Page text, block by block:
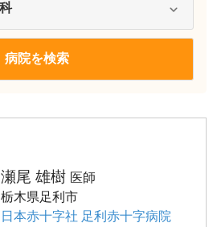
瀬尾 雄樹 医師
栃木県足利市
日本赤十字社 足利赤十字病院